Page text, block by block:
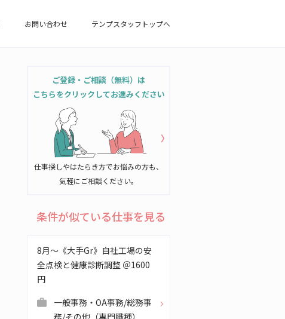
お問い合わせ テンプスタッフトップへ
ご登録・ご相談（無料）は
こちらをクリックしてお進みください
仕事探しやはたらき方でお悩みの方も、
気軽にご相談ください。
条件が似ている仕事を見る
8月～《大手Gr》自社工場の安
全点検と健康診断調整 ＠1600
円
一般事務・OA事務/総務事